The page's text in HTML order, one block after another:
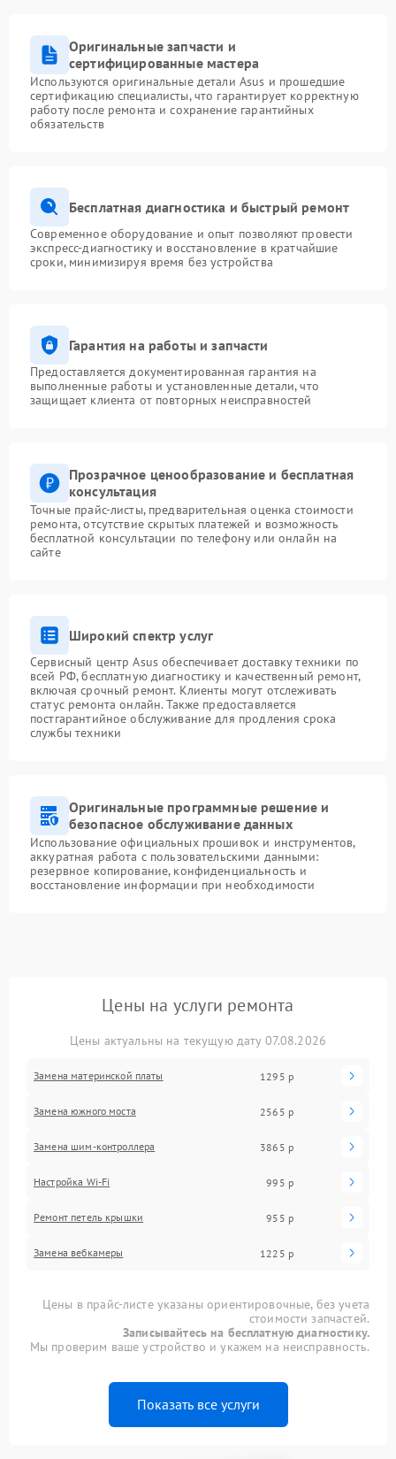
Оригинальные запчасти и
сертифицированные мастера
Используются оригинальные детали Asus и прошедшие
сертификацию специалисты, что гарантирует корректную
работу после ремонта и сохранение гарантийных
обязательств
Бесплатная диагностика и быстрый ремонт
Современное оборудование и опыт позволяют провести
экспресс-диагностику и восстановление в кратчайшие
сроки, минимизируя время без устройства
Гарантия на работы и запчасти
Предоставляется документированная гарантия на
выполненные работы и установленные детали, что
защищает клиента от повторных неисправностей
Прозрачное ценообразование и бесплатная
консультация
Точные прайс-листы, предварительная оценка стоимости
ремонта, отсутствие скрытых платежей и возможность
бесплатной консультации по телефону или онлайн на
сайте
Широкий спектр услуг
Сервисный центр Asus обеспечивает доставку техники по
всей РФ, бесплатную диагностику и качественный ремонт,
включая срочный ремонт. Клиенты могут отслеживать
статус ремонта онлайн. Также предоставляется
постгарантийное обслуживание для продления срока
службы техники
Оригинальные программные решение и
безопасное обслуживание данных
Использование официальных прошивок и инструментов,
аккуратная работа с пользовательскими данными:
резервное копирование, конфиденциальность и
восстановление информации при необходимости
Цены на услуги ремонта
Цены актуальны на текущую дату 07.08.2026
Замена материнской платы 1295 р
Замена южного моста 2565 р
Замена шим-контроллера 3865 р
Настройка Wi-Fi 995 р
Ремонт петель крышки 955 р
Замена вебкамеры 1225 р
Цены в прайс-листе указаны ориентировочные, без учета
стоимости запчастей.
Записывайтесь на бесплатную диагностику.
Мы проверим ваше устройство и укажем на неисправность.
Показать все услуги